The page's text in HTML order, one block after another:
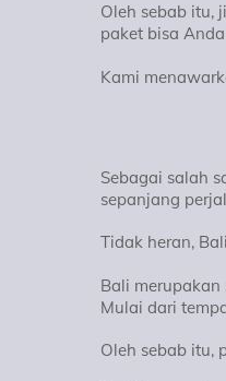
Oleh sebab itu,
paket bisa
Kami
Sebagai salah
sepanjang
Tidak heran,
Bali
Mulai dari
Oleh sebab itu,